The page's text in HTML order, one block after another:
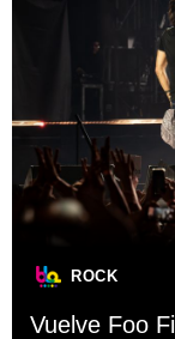
ROCK
Vuelve Foo